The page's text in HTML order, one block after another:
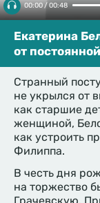
00:00 / 00:48
Екатерина
от
Странный
не укрылся от
как старшие
женщиной,
как устроить
Филиппа.
В честь дня
на торжество